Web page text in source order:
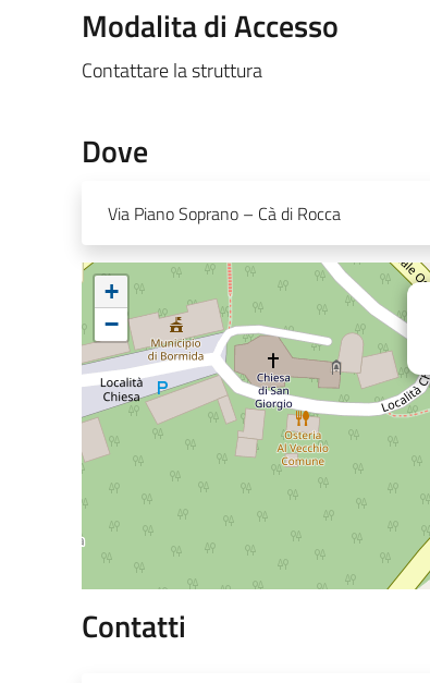
Modalita di Accesso
Contattare la struttura
Dove
Via Piano Soprano – Cà di Rocca
+
−
Contatti